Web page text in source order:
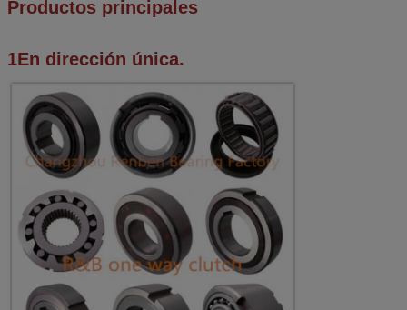
Productos principales
1En dirección única.